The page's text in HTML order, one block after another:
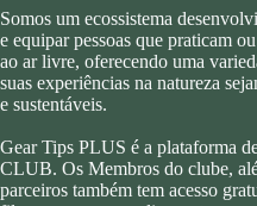
Somos um ecossistema
e equipar pessoas que praticam
ao ar livre, oferecendo uma
suas experiências na natureza
e sustentáveis.
Gear Tips PLUS é a plataforma
CLUB. Os Membros do clube,
parceiros também tem acesso